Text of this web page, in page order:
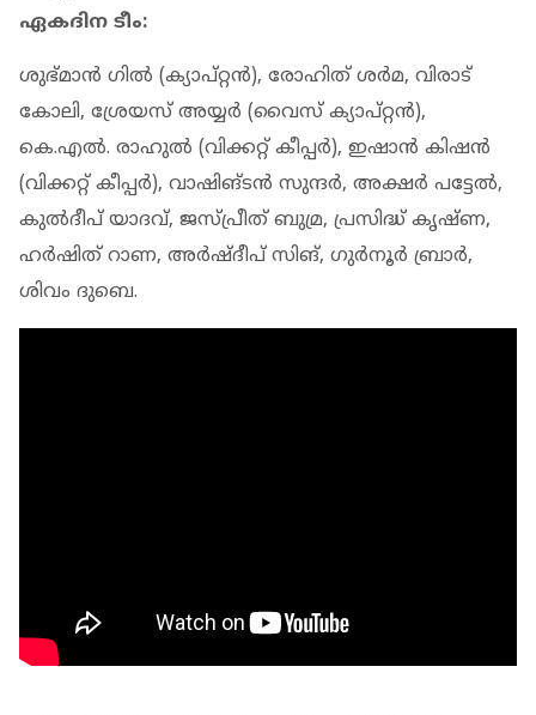
ഏകദിന ടീം:
ശുഭ്മാന്‍ ഗില്‍ (ക്യാപ്റ്റന്‍), രോഹിത് ശര്‍മ, വിരാട്
കോലി, ശ്രേയസ് അയ്യര്‍ (വൈസ് ക്യാപ്റ്റന്‍),
കെ.എല്‍. രാഹുല്‍ (വിക്കറ്റ് കീപ്പര്‍), ഇഷാന്‍ കിഷന്‍
(വിക്കറ്റ് കീപ്പര്‍), വാഷിങ്ടന്‍ സുന്ദര്‍, അക്ഷര്‍ പട്ടേല്‍,
കുല്‍ദീപ് യാദവ്, ജസ്പ്രീത് ബുമ്ര, പ്രസിദ്ധ് കൃഷ്ണ,
ഹര്‍ഷിത് റാണ, അര്‍ഷ്ദീപ് സിങ്, ഗുര്‍നൂര്‍ ബ്രാര്‍,
ശിവം ദുബെ.